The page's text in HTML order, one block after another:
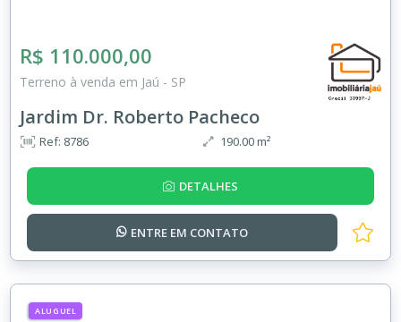
R$ 110.000,00
Terreno à venda em Jaú - SP
Jardim Dr. Roberto Pacheco
Ref: 8786 190.00 m²
DETALHES
ENTRE EM CONTATO
ALUGUEL